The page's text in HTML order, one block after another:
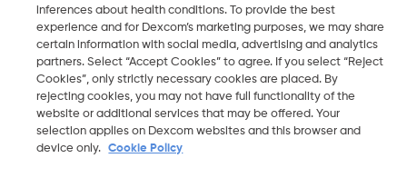
CH
Region ändern
inferences about health conditions. To provide the best
experience and for Dexcom’s marketing purposes, we may share
certain information with social media, advertising and analytics
partners. Select “Accept Cookies” to agree. If you select “Reject
Cookies”, only strictly necessary cookies are placed. By
rejecting cookies, you may not have full functionality of the
website or additional services that may be offered. Your
selection applies on Dexcom websites and this browser and
device only.
Cookie Policy